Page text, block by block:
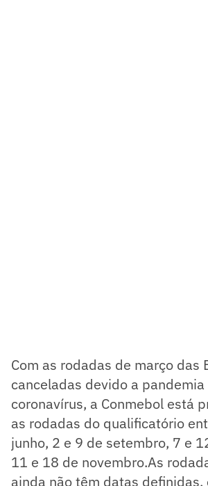
Com as rodadas de março das
canceladas devido a
coronavírus, a Conmebol está
as rodadas do qualificatório
junho, 2 e 9 de setembro, 7 e
11 e 18 de novembro.As
ainda não têm datas definidas,